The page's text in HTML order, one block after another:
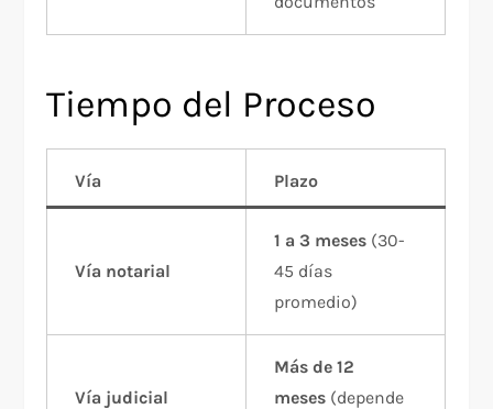
Tiempo del Proceso
Vía Plazo
Vía notarial
1 a 3 meses (30-
45 días
promedio)
Vía judicial
Más de 12
meses (depende